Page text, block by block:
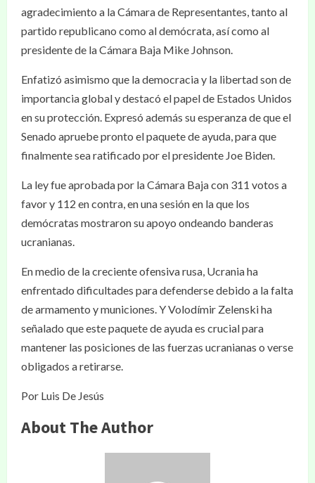
agradecimiento a la Cámara de Representantes, tanto al
partido republicano como al demócrata, así como al
presidente de la Cámara Baja Mike Johnson.
Enfatizó asimismo que la democracia y la libertad son de
importancia global y destacó el papel de Estados Unidos
en su protección. Expresó además su esperanza de que el
Senado apruebe pronto el paquete de ayuda, para que
finalmente sea ratificado por el presidente Joe Biden.
La ley fue aprobada por la Cámara Baja con 311 votos a
favor y 112 en contra, en una sesión en la que los
demócratas mostraron su apoyo ondeando banderas
ucranianas.
En medio de la creciente ofensiva rusa, Ucrania ha
enfrentado dificultades para defenderse debido a la falta
de armamento y municiones. Y Volodímir Zelenski ha
señalado que este paquete de ayuda es crucial para
mantener las posiciones de las fuerzas ucranianas o verse
obligados a retirarse.
Por Luis De Jesús
About The Author